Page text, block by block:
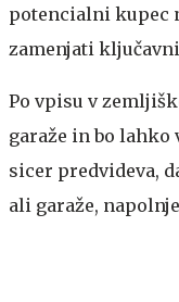
potencialni kupec
zamenjati
Po vpisu v
garaže in bo
sicer predvideva,
ali garaže,